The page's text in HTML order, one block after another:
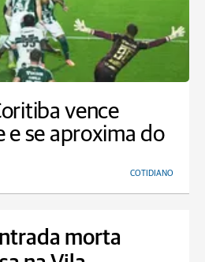
vence
e se aproxima do
COTIDIANO
morta